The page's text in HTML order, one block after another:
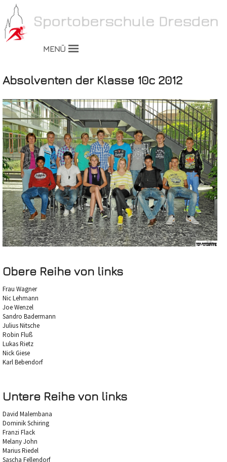
MENÜ
Absolventen der Klasse 10c 2012
Obere Reihe von links
Frau Wagner
Nic Lehmann
Joe Wenzel
Sandro Badermann
Julius Nitsche
Robin Fluß
Lukas Rietz
Nick Giese
Karl Bebendorf
Untere Reihe von links
David Malembana
Dominik Schiring
Franzi Flack
Melany John
Marius Riedel
Sascha Fellendorf